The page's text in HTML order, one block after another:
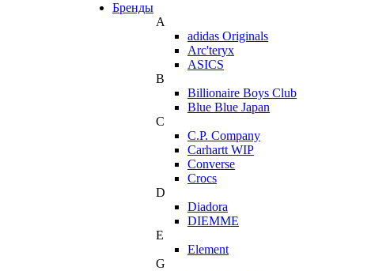
Бренды
A
adidas Originals
Arc'teryx
ASICS
B
Billionaire Boys Club
Blue Blue Japan
C
C.P. Company
Carhartt WIP
Converse
Crocs
D
Diadora
DIEMME
E
Element
G